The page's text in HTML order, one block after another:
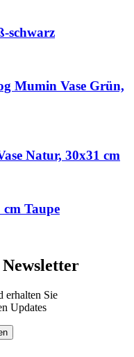
schwarz
Mumin Vase Grün,
Natur, 30x31 cm
cm Taupe
erhalten Sie
Updates